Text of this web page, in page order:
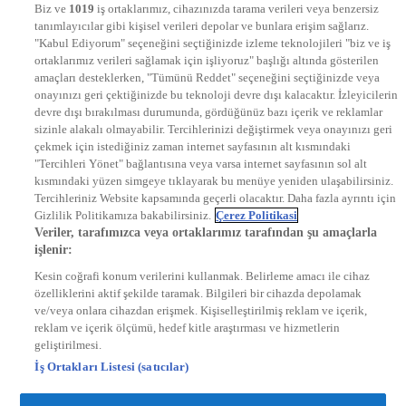
STAR
EURO STAR
KRAL POP TV
DYG Radyolar
NTV RADYO
KRAL FM
KRAL POP
EKSEN
VOYAGE
DYG Dijital
ntv.com.tr
ntvspor.net
secim.ntv.com.tr
startv.com.tr
kralmuzik.com.tr
Biz ve 1019 iş ortaklarımız, cihazınızda tarama verileri veya benzersiz
tanımlayıcılar gibi kişisel verileri depolar ve bunlara erişim sağlarız.
"Kabul Ediyorum" seçeneğini seçtiğinizde izleme teknolojileri "biz ve iş
ortaklarımız verileri sağlamak için işliyoruz" başlığı altında gösterilen
amaçları desteklerken, "Tümünü Reddet" seçeneğini seçtiğinizde veya
onayınızı geri çektiğinizde bu teknoloji devre dışı kalacaktır. İzleyicilerin
devre dışı bırakılması durumunda, gördüğünüz bazı içerik ve reklamlar
sizinle alakalı olmayabilir. Tercihlerinizi değiştirmek veya onayınızı geri
çekmek için istediğiniz zaman internet sayfasının alt kısmındaki
"Tercihleri Yönet" bağlantısına veya varsa internet sayfasının sol alt
kısmındaki yüzen simgeye tıklayarak bu menüye yeniden ulaşabilirsiniz.
Tercihleriniz Website kapsamında geçerli olacaktır. Daha fazla ayrıntı için
Gizlilik Politikamıza bakabilirsiniz. Çerez Politikasi
Veriler, tarafımızca veya ortaklarımız tarafından şu amaçlarla
işlenir:
Kesin coğrafi konum verilerini kullanmak. Belirleme amacı ile cihaz
özelliklerini aktif şekilde taramak. Bilgileri bir cihazda depolamak
ve/veya onlara cihazdan erişmek. Kişiselleştirilmiş reklam ve içerik,
reklam ve içerik ölçümü, hedef kitle araştırması ve hizmetlerin
geliştirilmesi.
İş Ortakları Listesi (satıcılar)